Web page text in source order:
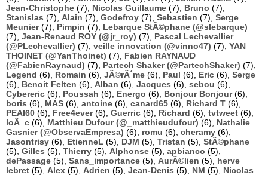
Jean-Christophe (7), Nicolas Guillaume (7), Bruno (7),
Stanislas (7), Alain (7), Godefroy (7), Sebastien (7), Serge
Meunier(7), Pimpin (7), Lebarque StÃ©phane (@slebarque)
(7), Jean-Renaud ROY (@jr_roy) (7), Pascal Lechevallier
(@PLechevallier) (7), veille innovation (@vinno47) (7), YAN
THOINET (@YanThoinet) (7), Fabien RAYNAUD
(@FabienRaynaud) (7), Partech Shaker (@PartechShaker) (7),
Legend (6), Romain (6), JÃ©rÃ´me (6), Paul (6), Eric (6), Serge
(6), Benoit Felten (6), Alban (6), Jacques (6), sebou (6),
Cybereric (6), Poussah (6), Energo (6), Bonjour Bonjour(6),
boris (6), MAS (6), antoine (6), canard65 (6), Richard T (6),
PEAI60 (6), Free4ever(6), Guerric (6), Richard (6), tvtweet (6),
loÃ¯c (6), Matthieu Dufour (@_matthieudufour) (6), Nathalie
Gasnier (@ObservaEmpresa) (6), romu (6), cheramy (6),
Jasontrisy (6), EtienneL (5), DJM (5), Tristan (5), StÃ©phane
(5), Gilles (5), Thierry (5), Alphonse (5), apbianco (5),
dePassage (5), Sans_importance (5), AurÃ©lien (5), herve
lebret (5), Alex (5), Adrien (5), Jean-Denis (5), NM (5), Nicolas